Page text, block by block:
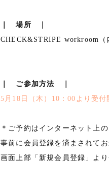
｜ 場所 ｜
CHECK&STRIPE workroom（
｜ ご参加方法 ｜
5月18日（木）10：00より受付
＊ご予約はインターネット上
事前に会員登録を済まされて
画面上部「新規会員登録」よ